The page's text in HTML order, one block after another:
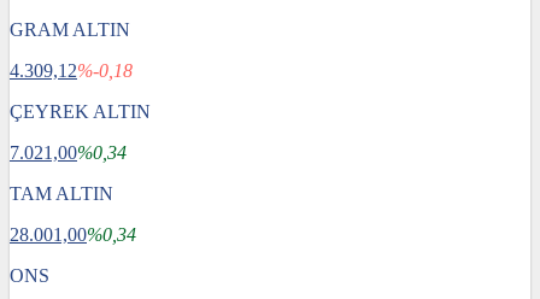
GRAM ALTIN
4.309,12%-0,18
ÇEYREK ALTIN
7.021,00%0,34
TAM ALTIN
28.001,00%0,34
ONS